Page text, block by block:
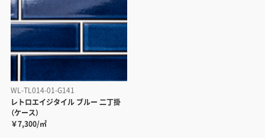
WL-TL014-01-G141
レトロエイジタイル ブルー 二丁掛
（ケース）
￥7,300/㎡